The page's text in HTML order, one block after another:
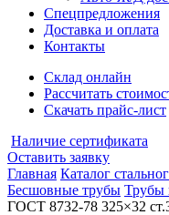
Спецпредложения
Доставка и оплата
Контакты
Склад онлайн
Рассчитать
Скачать прайс-лист
Наличие сертификата
Оставить заявку
Главная Каталог
Бесшовные трубы Трубы
ГОСТ 8732-78 325×32